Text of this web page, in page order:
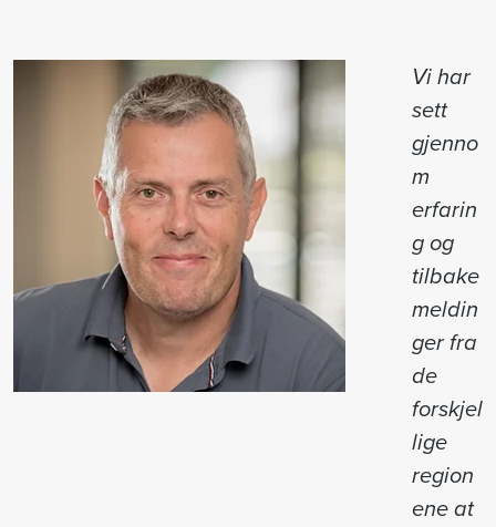
Vi har
sett
gjenno
m
erfarin
g og
tilbake
meldin
ger fra
de
forskjel
lige
region
ene at